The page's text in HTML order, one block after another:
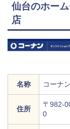
仙台のホー
店
名称 コーナ
住所
〒982-
0